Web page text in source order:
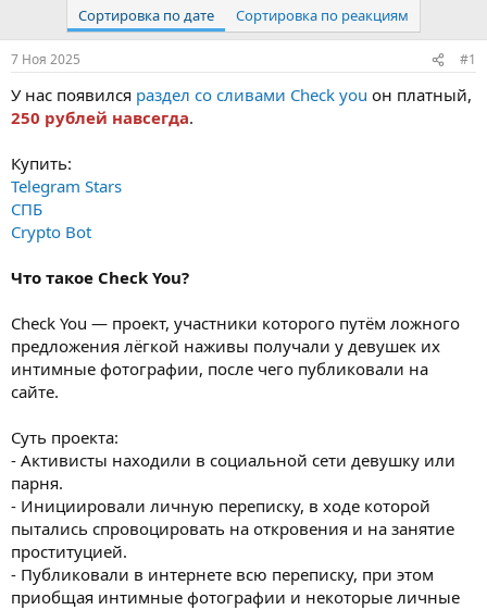
Сортировка по дате Сортировка по реакциям
7 Ноя 2025 #1
У нас появился раздел со сливами Check you он платный,
250 рублей навсегда.
Купить:
Telegram Stars
СПБ
Crypto Bot
Что такое Check You?
Check You — проект, участники которого путём ложного
предложения лёгкой наживы получали у девушек их
интимные фотографии, после чего публиковали на
сайте.
Суть проекта:
- Активисты находили в социальной сети девушку или
парня.
- Инициировали личную переписку, в ходе которой
пытались спровоцировать на откровения и на занятие
проституцией.
- Публиковали в интернете всю переписку, при этом
приобщая интимные фотографии и некоторые личные